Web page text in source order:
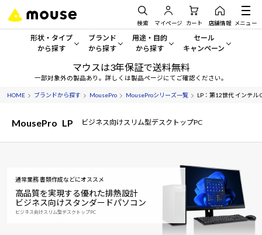
検索 マイページ カート 店舗情報 メニュー
形状・タイプ
から探す
形状・タイプから探す をすべてみる
デスクトップPC
ノートPC
サーバー
ワークステーション
ブランド
から探す
mouse
G TUNE
NEXTGEAR
MousePro
iiyama
用途・目的
から探す
一般向けパソコン
ゲーミングPC・ゲーム向けパソコン
クリエイティブ向け
学習向けパソコン
スペック/パーツ別
セール
キャンペーン
セール・キャンペー
期間限定セール
おすすめ目玉パソコン
今イチオシのパソコンをピ
Windows 11|Copilot+ PC
マウスは3年保証で送料無料
一部対象外の製品あり。詳しくは製品ページにてご確認ください。
HOME ブランドから探す MousePro MouseProシリーズ一覧 LP：第12世代 インテル
MousePro LP ビジネス向けスリム型デスクトップPC
通常業務 書類作成などにオススメ
高品質を実現する優れた排熱設計
ビジネス向けスタンダードパソコン
ビジネス向けスリム型デスクトップPC